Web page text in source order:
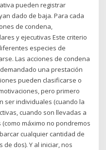
pueden registrar
dado de baja. Para cada
de condena,
y ejecutivas Este criterio
especies de
Las acciones de condena
una prestación
pueden clasificarse o
pero primero
ser individuales (cuando la
cuando son llevadas a
máximo no pondremos
cualquier cantidad de
dos). Y al iniciar, nos